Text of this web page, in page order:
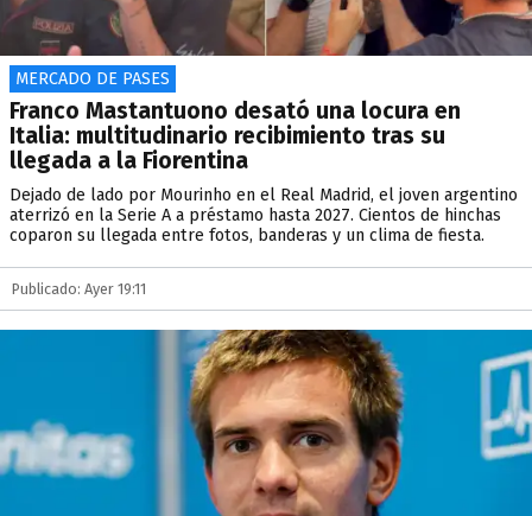
MERCADO DE PASES
Franco Mastantuono desató una locura en
Italia: multitudinario recibimiento tras su
llegada a la Fiorentina
Dejado de lado por Mourinho en el Real Madrid, el joven argentino
aterrizó en la Serie A a préstamo hasta 2027. Cientos de hinchas
coparon su llegada entre fotos, banderas y un clima de fiesta.
Publicado: Ayer 19:11